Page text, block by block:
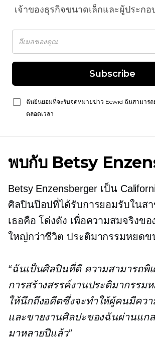
เจ้าของธุรกิจขนาดเล็กและผู้ประกอ
Subscribe
ฉันยินยอมที่จะรับจดหมายข่าว Ecwid ฉันสามารถ
ตลอดเวลา
พบกับ Betsy
Betsy Enzensberger เป็น
ศิลปินป๊อปที่ได้รับการยอมรับในสา
เธอคือโด่งดัง เพื่อความสมจริงขอ
ใหญ่กว่าชีวิต ประติมากรรมหยด
“ฉันเป็นศิลปินที่ดี ความสามารถพิ
การสร้างสรรค์งานประติมากรรม
ให้นึกถึงอดีตซึ่งจะทำให้ผู้คนมีคว
และขายงานศิลปะของฉันผ่านแกล
มาหลายปีแล้ว”